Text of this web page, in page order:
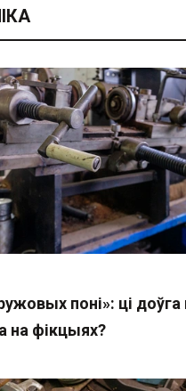
поні»: ці
на фікцыях?